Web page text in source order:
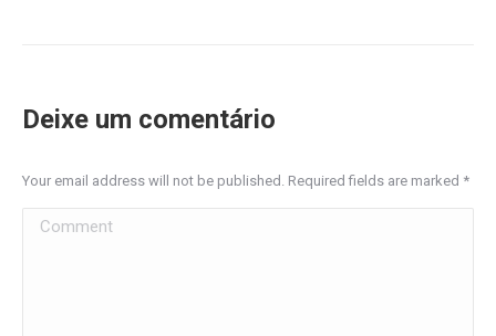
Deixe um comentário
Your email address will not be published. Required fields are marked *
Comment